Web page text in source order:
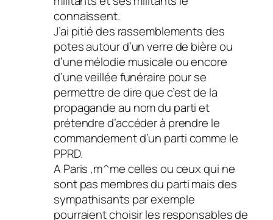
connaissent.
J’ai pitié des rassemblements des
potes autour d’un verre de bière ou
d’une mélodie musicale ou encore
d’une veillée funéraire pour se
permettre de dire que c’est de la
propagande au nom du parti et
prétendre d’accéder à prendre le
commandement d’un parti comme le
PPRD.
A Paris ,m^me celles ou ceux qui ne
sont pas membres du parti mais des
sympathisants par exemple
pourraient choisir les responsables de